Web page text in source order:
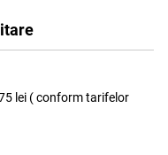
lei ( conform tarifelor